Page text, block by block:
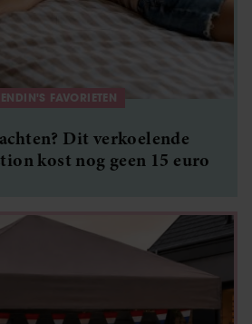
FAVORIETEN
Dit verkoelende
kost nog geen 15 euro